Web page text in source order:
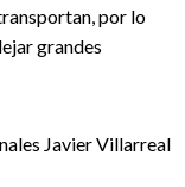
por lo
grandes